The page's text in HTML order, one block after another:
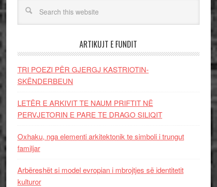
ARTIKUJT E FUNDIT
TRI POEZI PËR GJERGJ KASTRIOTIN-
SKËNDERBEUN
LETËR E ARKIVIT TE NAUM PRIFTIT NË
PERVJETORIN E PARE TE DRAGO SILIQIT
Oxhaku, nga elementi arkitektonik te simboli i trungut
familjar
Arbëreshët si model evropian i mbrojtjes së identitetit
kulturor